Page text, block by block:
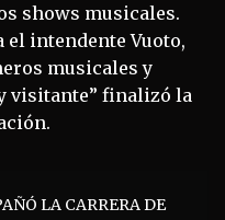
shows musicales.
el intendente Vuoto,
musicales y
visitante” finalizó la
LA CARRERA DE